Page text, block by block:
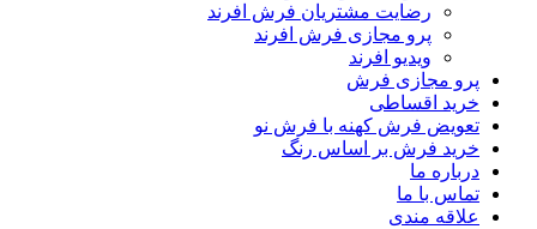
رضایت مشتریان فرش افرند
پرو مجازی فرش افرند
ویدیو افرند
پرو مجازی فرش
خرید اقساطی
تعویض فرش کهنه با فرش نو
خرید فرش بر اساس رنگ
درباره ما
تماس با ما
علاقه مندی